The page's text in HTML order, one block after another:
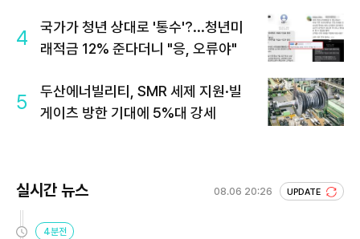
4
국가가 청년 상대로 '통수'?...청년미
래적금 12% 준다더니 "응, 오류야"
5
두산에너빌리티, SMR 세제 지원·빌
게이츠 방한 기대에 5%대 강세
실시간 뉴스 08.06 20:26 UPDATE
4분전